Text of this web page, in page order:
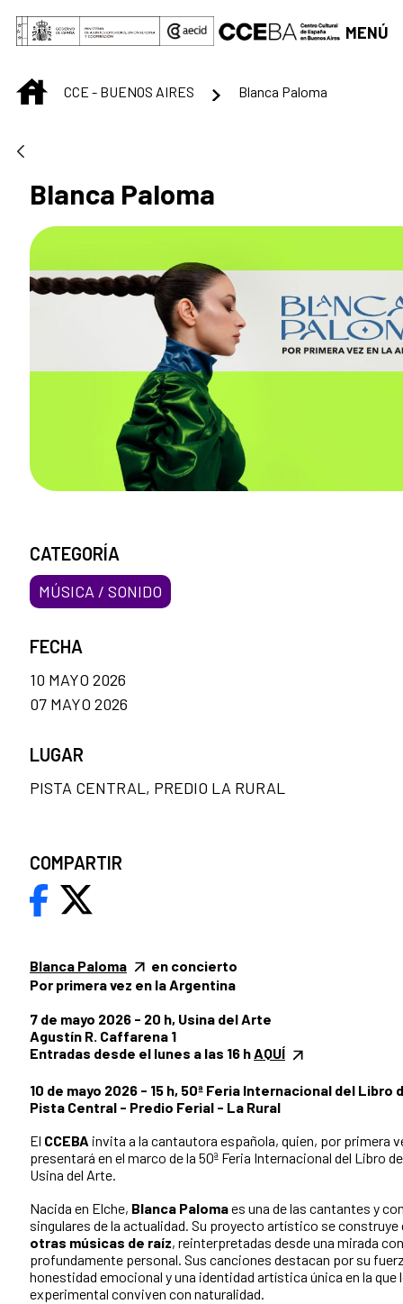
Saltar al contenido principal
MENÚ
INICIOCCE - BUENOS AIRES Blanca Paloma
Blanca Paloma
Blanca Paloma
en concierto
Por primera vez en la Argentina
7 de mayo 2026 - 20 h, Usina del Arte
Agustín R. Caffarena 1
Entradas desde el lunes a las 16 hAQUÍ
10 de mayo 2026 - 15 h, 50ª Feria Internacional del Libro
Pista Central - Predio Ferial - La Rural
El CCEBA invita a la cantautora española, quien, por primera
presentará en el marco de la 50ª Feria Internacional del Libro
Usina del Arte.
Nacida en Elche, Blanca Palomaes una de las cantantes y
singulares de la actualidad. Su proyecto artístico se construye
otras músicas de raíz, reinterpretadas desde una mirada
profundamente personal. Sus canciones destacan por su
honestidad emocional y una identidad artística única en la que
experimental conviven con naturalidad.
CATEGORÍA
MÚSICA / SONIDO
FECHA
10 MAYO 2026
07 MAYO 2026
LUGAR
PISTA CENTRAL, PREDIO LA RURAL
COMPARTIR